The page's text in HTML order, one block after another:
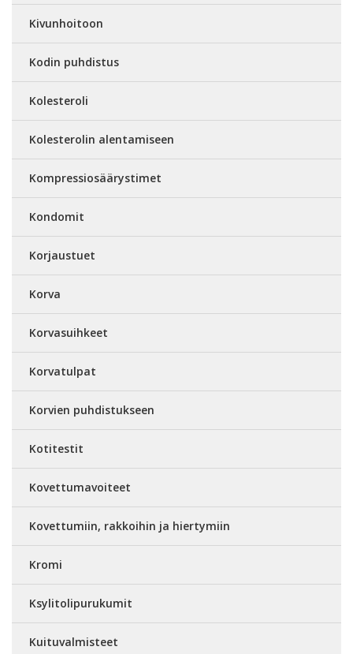
Kivunhoitoon
Kodin puhdistus
Kolesteroli
Kolesterolin alentamiseen
Kompressiosäärystimet
Kondomit
Korjaustuet
Korva
Korvasuihkeet
Korvatulpat
Korvien puhdistukseen
Kotitestit
Kovettumavoiteet
Kovettumiin, rakkoihin ja hiertymiin
Kromi
Ksylitolipurukumit
Kuituvalmisteet